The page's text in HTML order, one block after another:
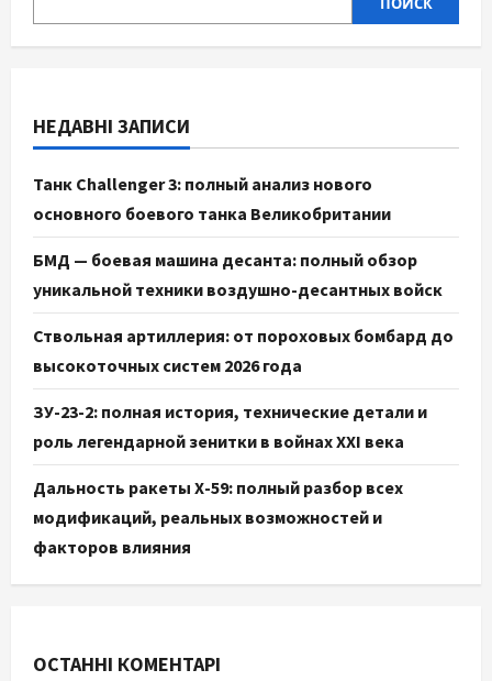
НЕДАВНІ ЗАПИСИ
Танк Challenger 3: полный анализ нового
основного боевого танка Великобритании
БМД — боевая машина десанта: полный обзор
уникальной техники воздушно-десантных войск
Ствольная артиллерия: от пороховых бомбард до
высокоточных систем 2026 года
ЗУ-23-2: полная история, технические детали и
роль легендарной зенитки в войнах XXI века
Дальность ракеты Х-59: полный разбор всех
модификаций, реальных возможностей и
факторов влияния
ОСТАННІ КОМЕНТАРІ